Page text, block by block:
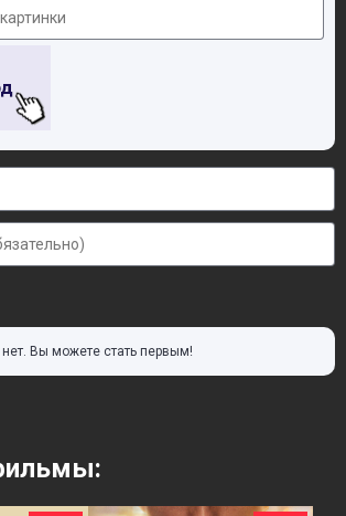
Вы можете стать первым!